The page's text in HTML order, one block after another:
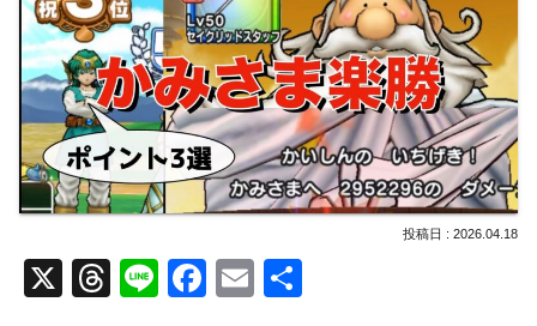
2026.04.18
X
T
Li
F
E